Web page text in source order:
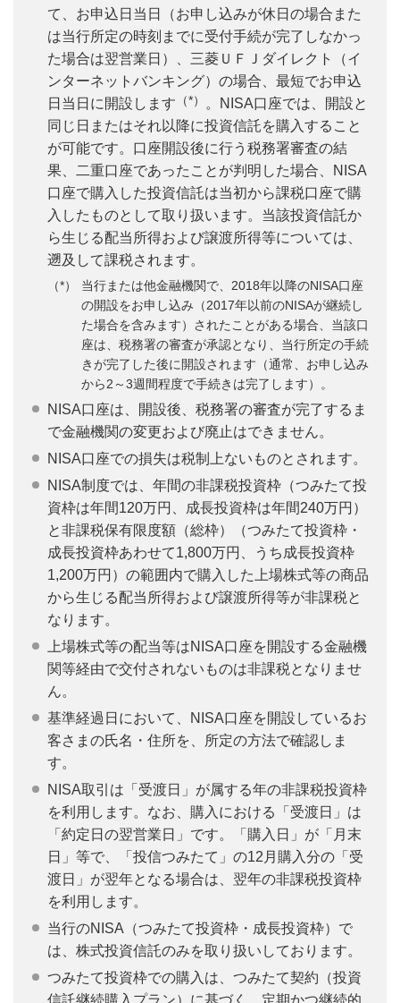
て、お申込日当日（お申し込みが休日の場合また
は当行所定の時刻までに受付手続が完了しなかっ
た場合は翌営業日）、三菱ＵＦＪダイレクト（イ
ンターネットバンキング）の場合、最短でお申込
日当日に開設します （*）
。NISA口座では、開設と
同じ日またはそれ以降に投資信託を購入すること
が可能です。口座開設後に行う税務署審査の結
果、二重口座であったことが判明した場合、NISA
口座で購入した投資信託は当初から課税口座で購
入したものとして取り扱います。当該投資信託か
ら生じる配当所得および譲渡所得等については、
遡及して課税されます。
当行または他金融機関で、2018年以降のNISA口座
の開設をお申し込み（2017年以前のNISAが継続し
た場合を含みます）されたことがある場合、当該口
座は、税務署の審査が承認となり、当行所定の手続
きが完了した後に開設されます（通常、お申し込み
から2～3週間程度で手続きは完了します）。
NISA口座は、開設後、税務署の審査が完了するま
で金融機関の変更および廃止はできません。
NISA口座での損失は税制上ないものとされます。
NISA制度では、年間の非課税投資枠（つみたて投
資枠は年間120万円、成長投資枠は年間240万円）
と非課税保有限度額（総枠）（つみたて投資枠・
成長投資枠あわせて1,800万円、うち成長投資枠
1,200万円）の範囲内で購入した上場株式等の商品
から生じる配当所得および譲渡所得等が非課税と
なります。
上場株式等の配当等はNISA口座を開設する金融機
関等経由で交付されないものは非課税となりませ
ん。
基準経過日において、NISA口座を開設しているお
客さまの氏名・住所を、所定の方法で確認しま
す。
NISA取引は「受渡日」が属する年の非課税投資枠
を利用します。なお、購入における「受渡日」は
「約定日の翌営業日」です。「購入日」が「月末
日」等で、「投信つみたて」の12月購入分の「受
渡日」が翌年となる場合は、翌年の非課税投資枠
を利用します。
当行のNISA（つみたて投資枠・成長投資枠）で
は、株式投資信託のみを取り扱いしております。
つみたて投資枠での購入は、つみたて契約（投資
信託継続購入プラン）に基づく、定期かつ継続的